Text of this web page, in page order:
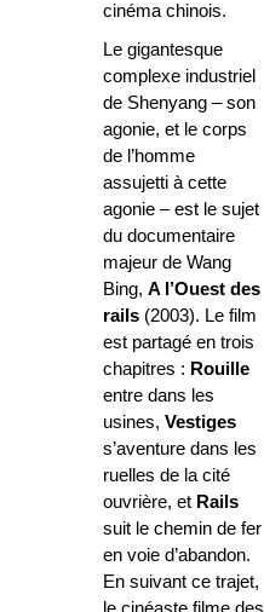
cinéma chinois.
Le gigantesque
complexe industriel
de Shenyang – son
agonie, et le corps
de l’homme
assujetti à cette
agonie – est le sujet
du documentaire
majeur de Wang
Bing, A l’Ouest des
rails (2003). Le film
est partagé en trois
chapitres : Rouille
entre dans les
usines, Vestiges
s’aventure dans les
ruelles de la cité
ouvrière, et Rails
suit le chemin de fer
en voie d’abandon.
En suivant ce trajet,